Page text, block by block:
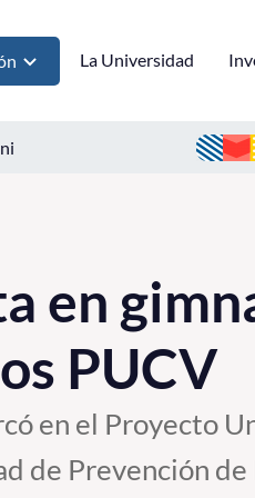
La Universidad
en
PUCV
en el Proyecto
de Prevención